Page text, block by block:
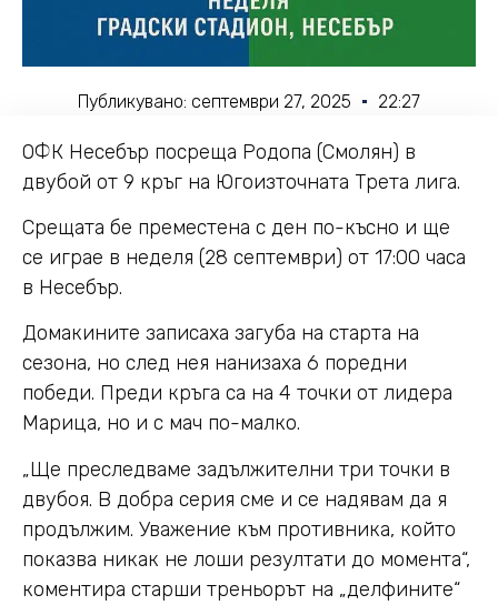
Публикувано: септември 27, 2025 22:27
ОФК Несебър посреща Родопа (Смолян) в
двубой от 9 кръг на Югоизточната Трета лига.
Срещата бе преместена с ден по-късно и ще
се играе в неделя (28 септември) от 17:00 часа
в Несебър.
Домакините записаха загуба на старта на
сезона, но след нея нанизаха 6 поредни
победи. Преди кръга са на 4 точки от лидера
Марица, но и с мач по-малко.
„Ще преследваме задължителни три точки в
двубоя. В добра серия сме и се надявам да я
продължим. Уважение към противника, който
показва никак не лоши резултати до момента“,
коментира старши треньорът на „делфините“